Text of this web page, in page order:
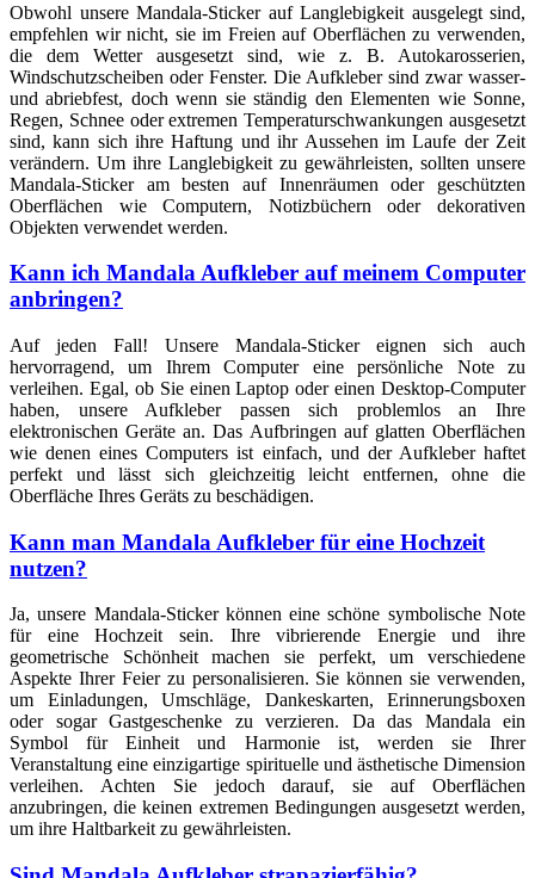
Obwohl unsere Mandala-Sticker auf Langlebigkeit ausgelegt sind,
empfehlen wir nicht, sie im Freien auf Oberflächen zu verwenden,
die dem Wetter ausgesetzt sind, wie z. B. Autokarosserien,
Windschutzscheiben oder Fenster. Die Aufkleber sind zwar wasser-
und abriebfest, doch wenn sie ständig den Elementen wie Sonne,
Regen, Schnee oder extremen Temperaturschwankungen ausgesetzt
sind, kann sich ihre Haftung und ihr Aussehen im Laufe der Zeit
verändern. Um ihre Langlebigkeit zu gewährleisten, sollten unsere
Mandala-Sticker am besten auf Innenräumen oder geschützten
Oberflächen wie Computern, Notizbüchern oder dekorativen
Objekten verwendet werden.
Kann ich Mandala Aufkleber auf meinem Computer
anbringen?
Auf jeden Fall! Unsere Mandala-Sticker eignen sich auch
hervorragend, um Ihrem Computer eine persönliche Note zu
verleihen. Egal, ob Sie einen Laptop oder einen Desktop-Computer
haben, unsere Aufkleber passen sich problemlos an Ihre
elektronischen Geräte an. Das Aufbringen auf glatten Oberflächen
wie denen eines Computers ist einfach, und der Aufkleber haftet
perfekt und lässt sich gleichzeitig leicht entfernen, ohne die
Oberfläche Ihres Geräts zu beschädigen.
Kann man Mandala Aufkleber für eine Hochzeit
nutzen?
Ja, unsere Mandala-Sticker können eine schöne symbolische Note
für eine Hochzeit sein. Ihre vibrierende Energie und ihre
geometrische Schönheit machen sie perfekt, um verschiedene
Aspekte Ihrer Feier zu personalisieren. Sie können sie verwenden,
um Einladungen, Umschläge, Dankeskarten, Erinnerungsboxen
oder sogar Gastgeschenke zu verzieren. Da das Mandala ein
Symbol für Einheit und Harmonie ist, werden sie Ihrer
Veranstaltung eine einzigartige spirituelle und ästhetische Dimension
verleihen. Achten Sie jedoch darauf, sie auf Oberflächen
anzubringen, die keinen extremen Bedingungen ausgesetzt werden,
um ihre Haltbarkeit zu gewährleisten.